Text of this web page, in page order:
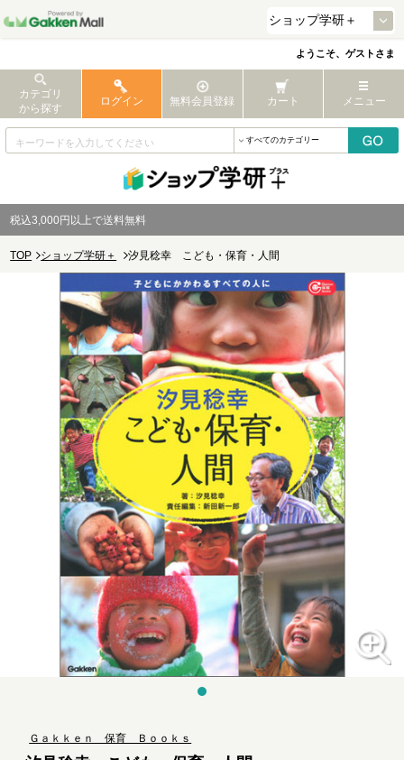
ようこそ、ゲストさま
カテゴリ
から探す
ログイン 無料会員登録 カート メニュー
税込3,000円以上で送料無料
TOP ショップ学研＋ 汐見稔幸 こども・保育・人間
Ｇａｋｋｅｎ 保育 Ｂｏｏｋｓ